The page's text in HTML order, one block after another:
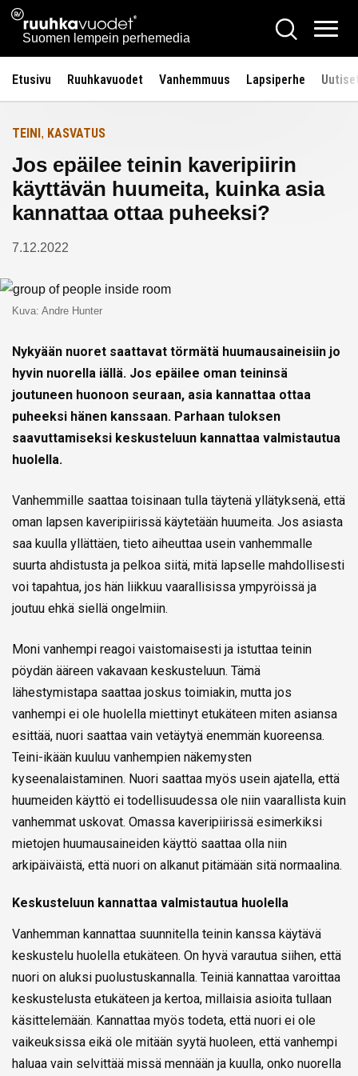
Siirry
sisältöön
Ruuhkavuodet.fi
Suomen lempein perhemedia
Hae
Etusivu Ruuhkavuodet Vanhemmuus Lapsiperhe
Etusivulle
TEINI , KASVATUS
Jos epäilee teinin kaveripiirin
käyttävän huumeita, kuinka asia
kannattaa ottaa puheeksi?
7.12.2022
Kuva: Andre Hunter
Nykyään nuoret saattavat törmätä huumausaineisiin jo
hyvin nuorella iällä. Jos epäilee oman teininsä
joutuneen huonoon seuraan, asia kannattaa ottaa
puheeksi hänen kanssaan. Parhaan tuloksen
saavuttamiseksi keskusteluun kannattaa valmistautua
huolella.
Vanhemmille saattaa toisinaan tulla täytenä yllätyksenä, että
oman lapsen kaveripiirissä käytetään huumeita. Jos asiasta
saa kuulla yllättäen, tieto aiheuttaa usein vanhemmalle
suurta ahdistusta ja pelkoa siitä, mitä lapselle mahdollisesti
voi tapahtua, jos hän liikkuu vaarallisissa ympyröissä ja
joutuu ehkä siellä ongelmiin.
Moni vanhempi reagoi vaistomaisesti ja istuttaa teinin
pöydän ääreen vakavaan keskusteluun. Tämä
lähestymistapa saattaa joskus toimiakin, mutta jos
vanhempi ei ole huolella miettinyt etukäteen miten asiansa
esittää, nuori saattaa vain vetäytyä enemmän kuoreensa.
Teini-ikään kuuluu vanhempien näkemysten
kyseenalaistaminen. Nuori saattaa myös usein ajatella, että
huumeiden käyttö ei todellisuudessa ole niin vaarallista kuin
vanhemmat uskovat. Omassa kaveripiirissä esimerkiksi
mietojen huumausaineiden käyttö saattaa olla niin
arkipäiväistä, että nuori on alkanut pitämään sitä normaalina.
Keskusteluun kannattaa valmistautua huolella
Vanhemman kannattaa suunnitella teinin kanssa käytävä
keskustelu huolella etukäteen. On hyvä varautua siihen, että
nuori on aluksi puolustuskannalla. Teiniä kannattaa varoittaa
keskustelusta etukäteen ja kertoa, millaisia asioita tullaan
käsittelemään. Kannattaa myös todeta, että nuori ei ole
vaikeuksissa eikä ole mitään syytä huoleen, että vanhempi
haluaa vain selvittää missä mennään ja kuulla, onko nuorella